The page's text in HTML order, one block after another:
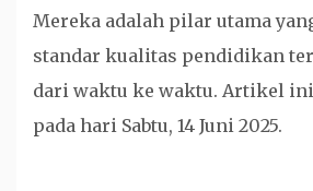
Mereka adalah pilar utama
standar kualitas pendidikan
dari waktu ke waktu. Artikel
pada hari Sabtu, 14 Juni 2025.